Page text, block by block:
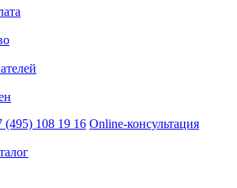
(495) 108 19 16 Online-консультация